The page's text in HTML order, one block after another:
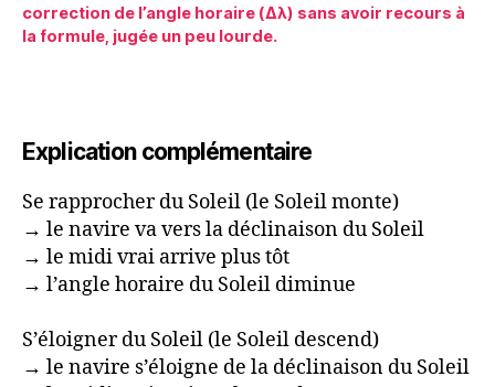
correction de l’angle horaire (Δλ) sans avoir recours à
la formule, jugée un peu lourde.
Explication complémentaire
Se rapprocher du Soleil (le Soleil monte)
→ le navire va vers la déclinaison du Soleil
→ le midi vrai arrive plus tôt
→ l’angle horaire du Soleil diminue
S’éloigner du Soleil (le Soleil descend)
→ le navire s’éloigne de la déclinaison du Soleil